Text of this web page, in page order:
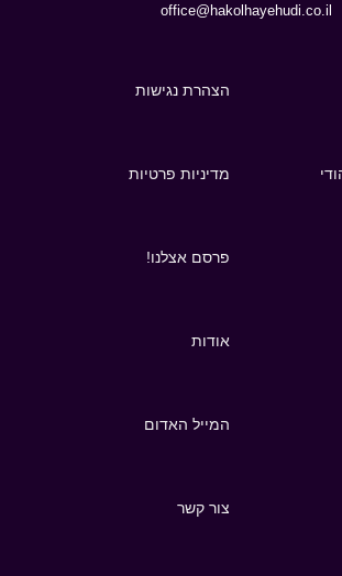
office@hakolhayehudi.co.il
הצהרת נגישות
מדיניות פרטיות
פרסם אצלנו!
אודות
המייל האדום
צור קשר